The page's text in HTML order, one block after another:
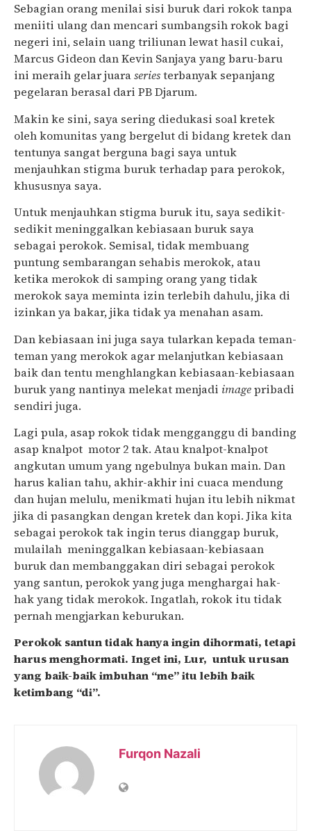
Sebagian orang menilai sisi buruk dari rokok tanpa
meniiti ulang dan mencari sumbangsih rokok bagi
negeri ini, selain uang triliunan lewat hasil cukai,
Marcus Gideon dan Kevin Sanjaya yang baru-baru
ini meraih gelar juaraseriesterbanyak sepanjang
pegelaran berasal dari PB Djarum.
Makin ke sini, saya sering diedukasi soal kretek
oleh komunitas yang bergelut di bidang kretek dan
tentunya sangat berguna bagi saya untuk
menjauhkan stigma buruk terhadap para perokok,
khususnya saya.
Untuk menjauhkan stigma buruk itu, saya sedikit-
sedikit meninggalkan kebiasaan buruk saya
sebagai perokok. Semisal, tidak membuang
puntung sembarangan sehabis merokok, atau
ketika merokok di samping orang yang tidak
merokok saya meminta izin terlebih dahulu, jika di
izinkan ya bakar, jika tidak ya menahan asam.
Dan kebiasaan ini juga saya tularkan kepada teman-
teman yang merokok agar melanjutkan kebiasaan
baik dan tentu menghlangkan kebiasaan-kebiasaan
buruk yang nantinya melekat menjadi imagepribadi
sendiri juga.
Lagi pula, asap rokok tidak mengganggu di banding
asap knalpot motor 2 tak. Atau knalpot-knalpot
angkutan umum yang ngebulnya bukan main. Dan
harus kalian tahu, akhir-akhir ini cuaca mendung
dan hujan melulu, menikmati hujan itu lebih nikmat
jika di pasangkan dengan kretek dan kopi. Jika kita
sebagai perokok tak ingin terus dianggap buruk,
mulailah meninggalkan kebiasaan-kebiasaan
buruk dan membanggakan diri sebagai perokok
yang santun, perokok yang juga menghargai hak-
hak yang tidak merokok. Ingatlah, rokok itu tidak
pernah mengjarkan keburukan.
Perokok santun tidak hanya ingin dihormati, tetapi
harus menghormati. Inget ini, Lur, untuk urusan
yang baik-baik imbuhan “me” itu lebih baik
ketimbang “di”.
Furqon Nazali